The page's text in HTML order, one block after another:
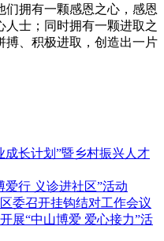
拥有一颗感恩之心，感恩
人士；同时拥有一颗进取之
搏、积极进取，创造出一片
长计划”暨乡村振兴人才
爱行 义诊进社区”活动
委召开挂钩结对工作会议
展“中山博爱 爱心接力”活